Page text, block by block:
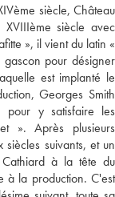
siècle, Château
siècle avec
», il vient du latin «
pour désigner
est implanté le
Georges Smith
pour y satisfaire les
». Après plusieurs
suivants, et un
à la tête du
à la production. C'est